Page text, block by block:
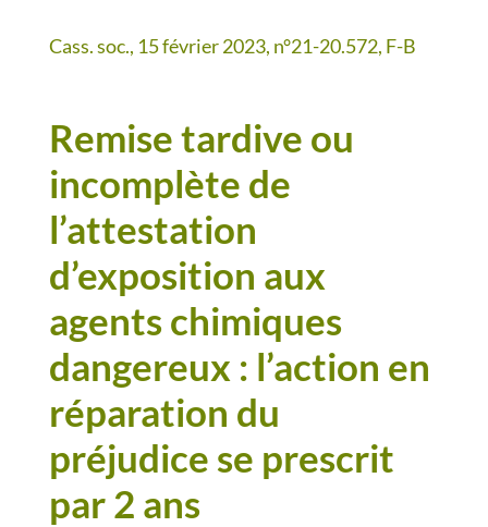
Cass. soc., 15 février 2023, n°21-20.572, F-B
Remise tardive ou
incomplète de
l’attestation
d’exposition aux
agents chimiques
dangereux : l’action en
réparation du
préjudice se prescrit
par 2 ans